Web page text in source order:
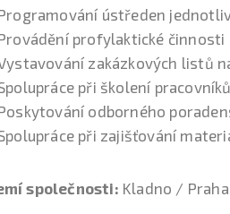
ústředen
profylaktické
zakázkových listů
při školení
odborného
při zajišťování
společnosti: Kladno /